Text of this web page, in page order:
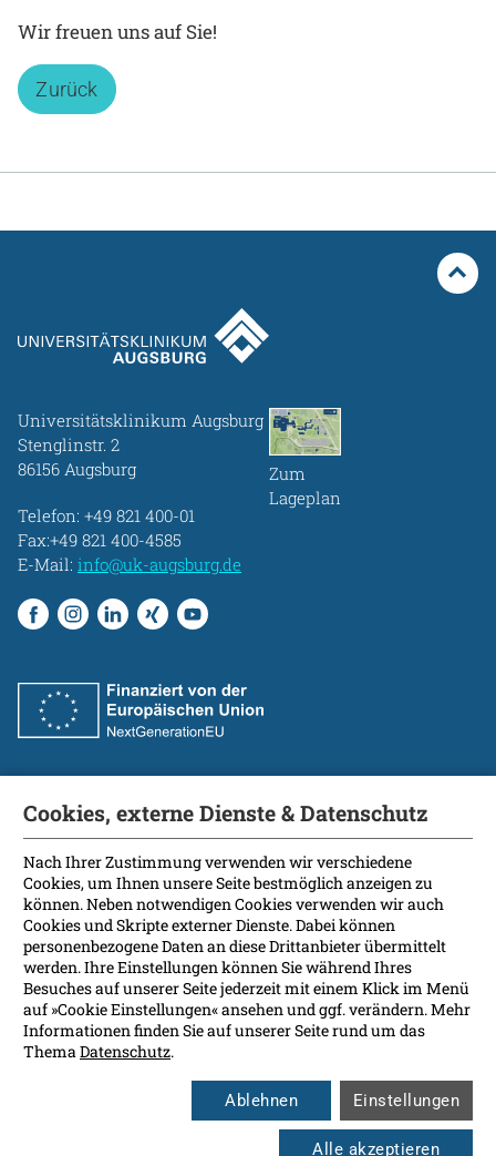
Wir freuen uns auf Sie!
Zurück
Universitätsklinikum Augsburg
Stenglinstr. 2
86156 Augsburg
Telefon: +49 821 400-01
Fax:+49 821 400-4585
E-Mail: info@uk-augsburg.de
Zum
Lageplan
Fakultät
International Patients
Kontakt
Presse
Soziale Medien
Barrierefreiheit
Datenschutz
Impressum
Cookies, externe Dienste & Datenschutz
Nach Ihrer Zustimmung verwenden wir verschiedene
Cookies, um Ihnen unsere Seite bestmöglich anzeigen zu
können. Neben notwendigen Cookies verwenden wir auch
Cookies und Skripte externer Dienste. Dabei können
personenbezogene Daten an diese Drittanbieter übermittelt
werden. Ihre Einstellungen können Sie während Ihres
Besuches auf unserer Seite jederzeit mit einem Klick im Menü
auf »Cookie Einstellungen« ansehen und ggf. verändern. Mehr
Informationen finden Sie auf unserer Seite rund um das
ThemaDatenschutz.
Ablehnen Einstellungen
Alle akzeptieren